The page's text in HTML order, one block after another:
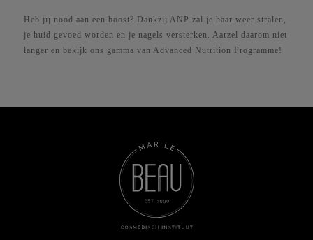
Heb jij nood aan een boost? Dankzij ANP zal je haar weer stralen,
je huid gevoed worden en je nagels versterken. Aarzel daarom niet
langer en bekijk ons gamma van Advanced Nutrition Programme!